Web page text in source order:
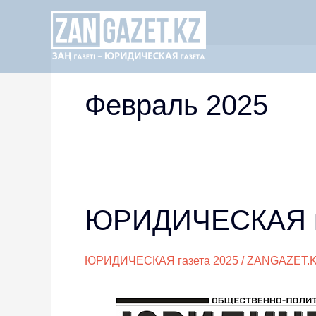
содержимому
Февраль 2025
ЮРИДИЧЕСКАЯ
ЮРИДИЧЕСКАЯ газета 2025 /
ЮРИДИЧЕСКАЯ
газета